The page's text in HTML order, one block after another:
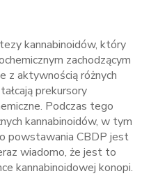
kannabinoidów, który
zachodzącym
z aktywnością różnych
prekursory
Podczas tego
kannabinoidów, w tym
powstawania CBDP jest
wiadomo, że jest to
kannabinoidowej konopi.